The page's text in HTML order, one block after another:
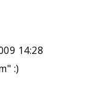
14:28
:)